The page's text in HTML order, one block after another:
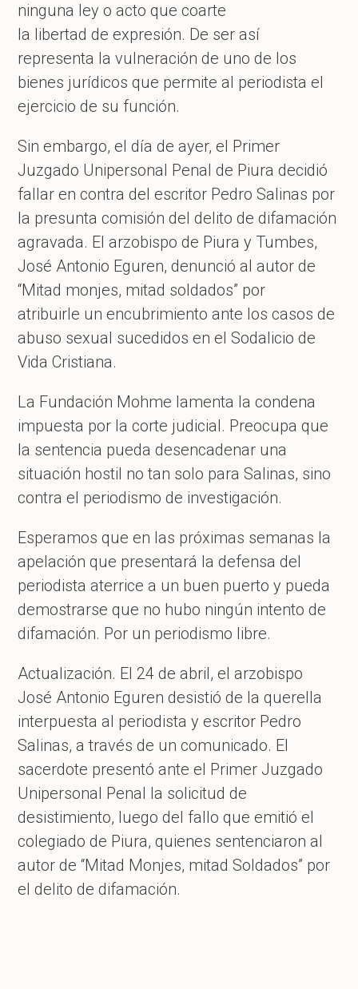
ninguna ley o acto que coarte
la libertad de expresión. De ser así
representa la vulneración de uno de los
bienes jurídicos que permite al periodista el
ejercicio de su función.
Sin embargo, el día de ayer, el Primer
Juzgado Unipersonal Penal de Piura decidió
fallar en contra del escritor Pedro Salinas por
la presunta comisión del delito de difamación
agravada. El arzobispo de Piura y Tumbes,
José Antonio Eguren, denunció al autor de
“Mitad monjes, mitad soldados” por
atribuirle un encubrimiento ante los casos de
abuso sexual sucedidos en el Sodalicio de
Vida Cristiana.
La Fundación Mohme lamenta la condena
impuesta por la corte judicial. Preocupa que
la sentencia pueda desencadenar una
situación hostil no tan solo para Salinas, sino
contra el periodismo de investigación.
Esperamos que en las próximas semanas la
apelación que presentará la defensa del
periodista aterrice a un buen puerto y pueda
demostrarse que no hubo ningún intento de
difamación. Por un periodismo libre.
Actualización. El 24 de abril, el arzobispo
José Antonio Eguren desistió de la querella
interpuesta al periodista y escritor Pedro
Salinas, a través de un comunicado. El
sacerdote presentó ante el Primer Juzgado
Unipersonal Penal la solicitud de
desistimiento, luego del fallo que emitió el
colegiado de Piura, quienes sentenciaron al
autor de “Mitad Monjes, mitad Soldados” por
el delito de difamación.